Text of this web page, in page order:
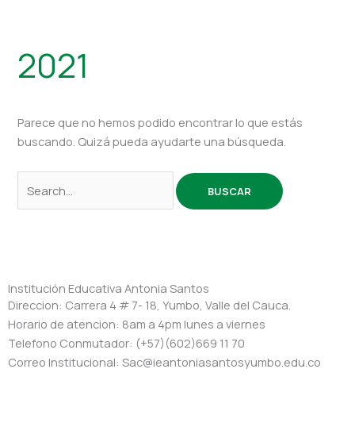
2021
Parece que no hemos podido encontrar lo que estás
buscando. Quizá pueda ayudarte una búsqueda.
Institución Educativa Antonia Santos
Direccion: Carrera 4 # 7- 18, Yumbo, Valle del Cauca.
Horario de atencion: 8am a 4pm lunes a viernes
Telefono Conmutador: (+57)(602)669 11 70
Correo Institucional: Sac@ieantoniasantosyumbo.edu.co